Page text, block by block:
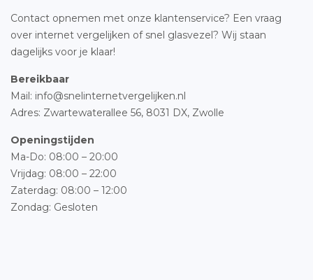
Contact opnemen met onze klantenservice? Een vraag
over internet vergelijken of snel glasvezel? Wij staan
dagelijks voor je klaar!
Bereikbaar
Mail: info@snelinternetvergelijken.nl
Adres: Zwartewaterallee 56, 8031 DX, Zwolle
Openingstijden
Ma-Do: 08:00 – 20:00
Vrijdag: 08:00 – 22:00
Zaterdag: 08:00 – 12:00
Zondag: Gesloten